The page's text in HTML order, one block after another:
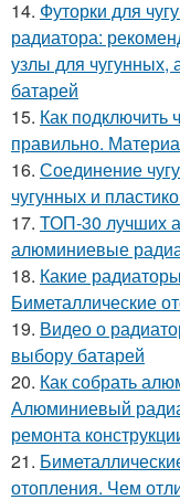
14. Футорки для
радиатора:
узлы для
батарей
15. Как подключить
правильно.
16. Соединение
чугунных и
17. ТОП-30 лучших
алюминиевые
18. Какие
Биметаллические
19. Видео о
выбору батарей
20. Как собрать
Алюминиевый
ремонта
21.
отопления. Чем